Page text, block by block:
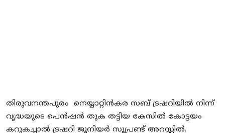
Malayalam
തിരുവനന്തപുരം നെയ്യാറ്റിൻകര സബ് ട്രഷറിയിൽ നിന്ന്
വൃദ്ധയുടെ പെൻഷൻ തുക തട്ടിയ കേസിൽ കോട്ടയം
കറുകച്ചാൽ ട്രഷറി ജൂനിയർ സൂപ്രണ്ട് അറസ്റ്റിൽ.